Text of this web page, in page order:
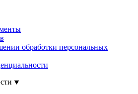
обработки персональных